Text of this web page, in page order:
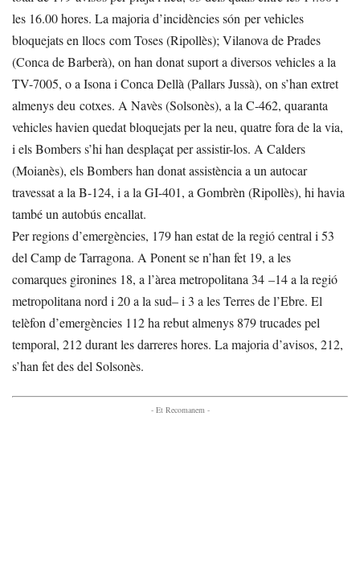
les 16.00 hores. La majoria d’incidències són per vehicles
bloquejats en llocs com Toses (Ripollès); Vilanova de Prades
(Conca de Barberà), on han donat suport a diversos vehicles a la
TV-7005, o a Isona i Conca Dellà (Pallars Jussà), on s’han extret
almenys deu cotxes. A Navès (Solsonès), a la C-462, quaranta
vehicles havien quedat bloquejats per la neu, quatre fora de la via,
i els Bombers s’hi han desplaçat per assistir-los. A Calders
(Moianès), els Bombers han donat assistència a un autocar
travessat a la B-124, i a la GI-401, a Gombrèn (Ripollès), hi havia
també un autobús encallat.
Per regions d’emergències, 179 han estat de la regió central i 53
del Camp de Tarragona. A Ponent se n’han fet 19, a les
comarques gironines 18, a l’àrea metropolitana 34 –14 a la regió
metropolitana nord i 20 a la sud– i 3 a les Terres de l’Ebre. El
telèfon d’emergències 112 ha rebut almenys 879 trucades pel
temporal, 212 durant les darreres hores. La majoria d’avisos, 212,
s’han fet des del Solsonès.
- Et Recomanem -